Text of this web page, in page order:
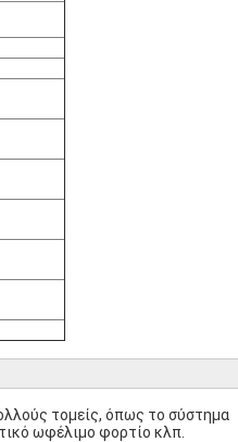
τομείς, όπως το σύστημα
ωφέλιμο φορτίο κλπ.